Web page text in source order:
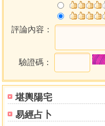
堪輿陽宅
易經占卜
第五章 四柱八字排列法
命造的排列形式
排年柱
排時柱
四柱八字排列實例
命理十二時辰
台灣地區經緯度表
時區表
評論內容：
驗證碼：